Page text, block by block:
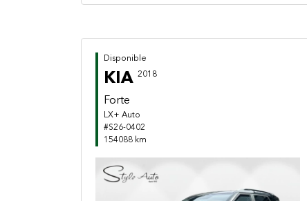
Disponible
KIA 2018
Forte
LX+ Auto
#S26-0402
154088 km